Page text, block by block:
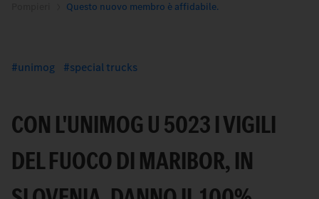
Questo nuovo membro è affidabile.
unimog special trucks
CON L'UNIMOG U 5023 I VIGILI
DEL FUOCO DI MARIBOR, IN